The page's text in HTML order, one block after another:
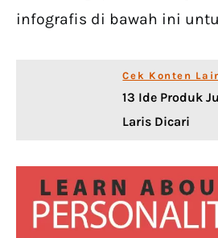
infografis di bawah ini
Cek Konten
13 Ide Produk
Laris Dicari